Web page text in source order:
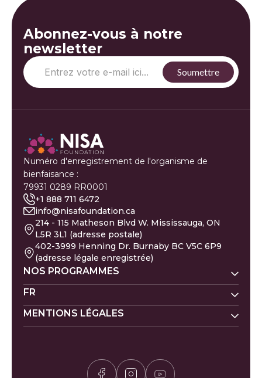
Abonnez-vous à notre
newsletter
Numéro d'enregistrement de l'organisme de
bienfaisance :
79931 0289 RR0001
+1 888 711 6472
info@nisafoundation.ca
214 - 115 Matheson Blvd W. Mississauga, ON
L5R 3L1 (adresse postale)
402-3999 Henning Dr. Burnaby BC V5C 6P9
(adresse légale enregistrée)
NOS PROGRAMMES
Nisa Homes
Nisa Ligne d'écoute
FR
Faire un don
Calculateur de Zakat
Prénoms de bébé
Bénévolat
MENTIONS LÉGALES
Politique des donateurs